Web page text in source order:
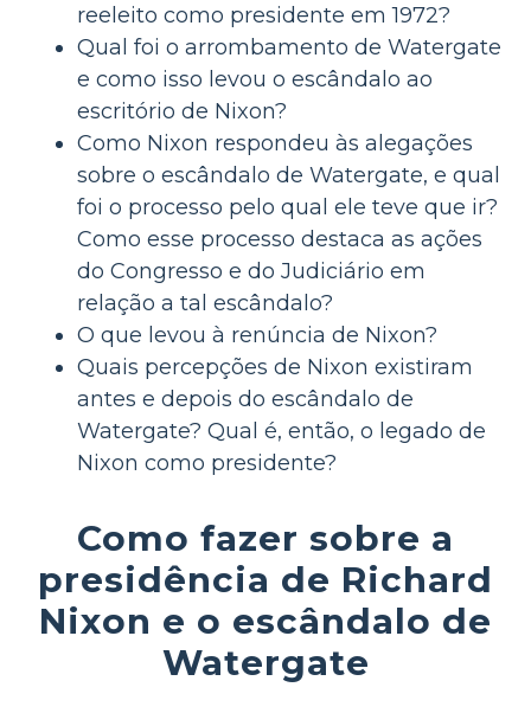
reeleito como presidente em 1972?
Qual foi o arrombamento de Watergate
e como isso levou o escândalo ao
escritório de Nixon?
Como Nixon respondeu às alegações
sobre o escândalo de Watergate, e qual
foi o processo pelo qual ele teve que ir?
Como esse processo destaca as ações
do Congresso e do Judiciário em
relação a tal escândalo?
O que levou à renúncia de Nixon?
Quais percepções de Nixon existiram
antes e depois do escândalo de
Watergate? Qual é, então, o legado de
Nixon como presidente?
Como fazer sobre a
presidência de Richard
Nixon e o escândalo de
Watergate